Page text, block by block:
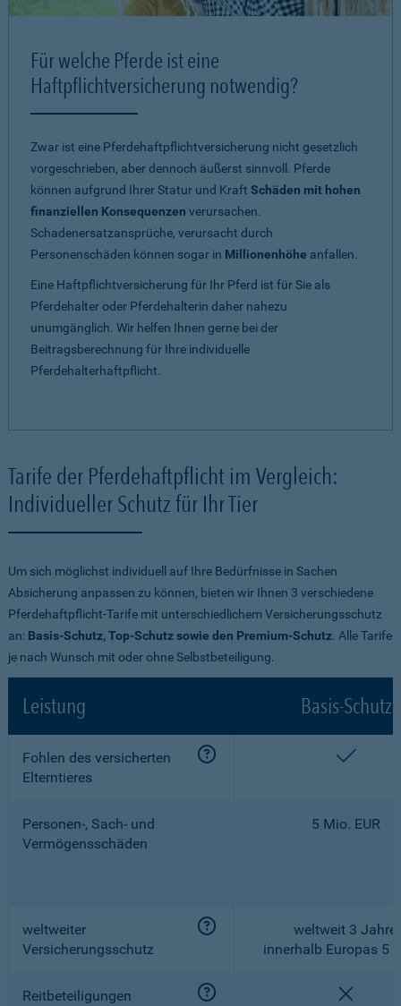
Für welche Pferde ist eine
Haftpflichtversicherung notwendig?
Zwar ist eine Pferdehaftpflichtversicherung nicht gesetzlich
vorgeschrieben, aber dennoch äußerst sinnvoll. Pferde
können aufgrund Ihrer Statur und Kraft Schäden mit hohen
finanziellen Konsequenzen verursachen.
Schadenersatzansprüche, verursacht durch
Personenschäden können sogar in Millionenhöhe anfallen.
Eine Haftpflichtversicherung für Ihr Pferd ist für Sie als
Pferdehalter oder Pferdehalterin daher nahezu
unumgänglich. Wir helfen Ihnen gerne bei der
Beitragsberechnung für Ihre individuelle
Pferdehalterhaftpflicht.
Tarife der Pferdehaftpflicht im Vergleich:
Individueller Schutz für Ihr Tier
Um sich möglichst individuell auf Ihre Bedürfnisse in Sachen
Absicherung anpassen zu können, bieten wir Ihnen 3 verschiedene
Pferdehaftpflicht-Tarife mit unterschiedlichem Versicherungsschutz
an: Basis-Schutz, Top-Schutz sowie den Premium-Schutz. Alle Tarife
je nach Wunsch mit oder ohne Selbstbeteiligung.
Leistung Basis-Schutz
Fohlen des versicherten
Elterntieres
Personen-, Sach- und
Vermögensschäden
5 Mio. EUR
weltweiter
Versicherungsschutz
weltweit 3 Jahre,
innerhalb Europas 5
Reitbeteiligungen